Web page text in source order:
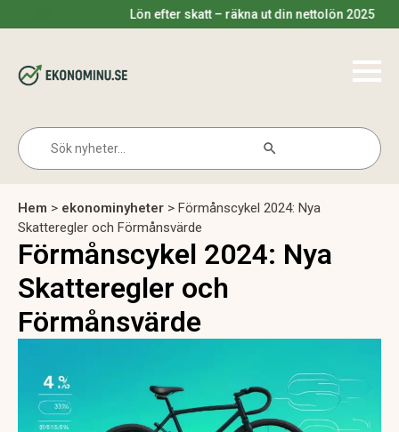
Lön efter skatt – räkna ut din nettolön 2025
for:
Hem > ekonominyheter > Förmånscykel 2024: Nya
Skatteregler och Förmånsvärde
Förmånscykel 2024: Nya
Skatteregler och
Förmånsvärde